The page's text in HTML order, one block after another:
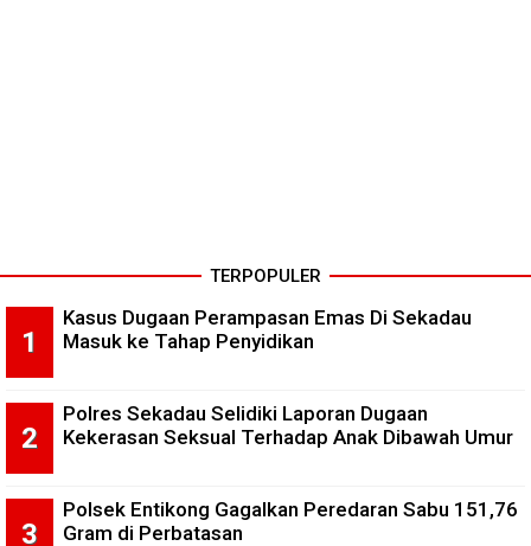
TERPOPULER
Kasus Dugaan Perampasan Emas Di Sekadau
Masuk ke Tahap Penyidikan
Polres Sekadau Selidiki Laporan Dugaan
Kekerasan Seksual Terhadap Anak Dibawah Umur
Polsek Entikong Gagalkan Peredaran Sabu 151,76
Gram di Perbatasan